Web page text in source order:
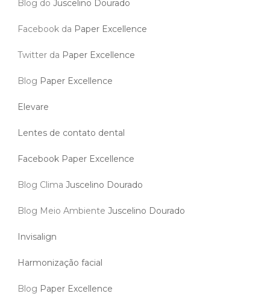
Blog do Juscelino Dourado
Facebook da Paper Excellence
Twitter da Paper Excellence
Blog Paper Excellence
Elevare
Lentes de contato dental
Facebook Paper Excellence
Blog Clima Juscelino Dourado
Blog Meio Ambiente Juscelino Dourado
Invisalign
Harmonização facial
Blog Paper Excellence